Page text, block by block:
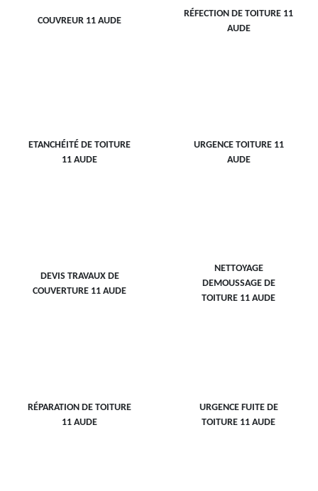
COUVREUR 11 AUDE
RÉFECTION DE TOITURE 11
AUDE
ETANCHÉITÉ DE TOITURE
11 AUDE
URGENCE TOITURE 11
AUDE
DEVIS TRAVAUX DE
COUVERTURE 11 AUDE
NETTOYAGE
DEMOUSSAGE DE
TOITURE 11 AUDE
RÉPARATION DE TOITURE
11 AUDE
URGENCE FUITE DE
TOITURE 11 AUDE